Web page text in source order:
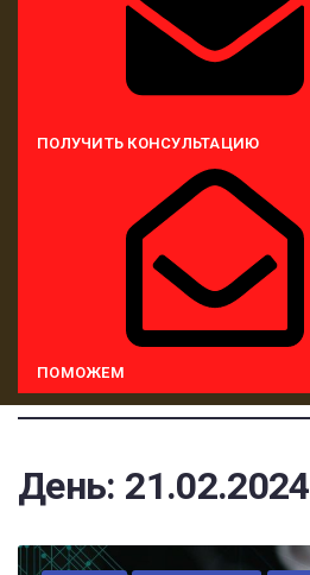
ПОЛУЧИТЬ КОНСУЛЬТАЦИЮ
ПОМОЖЕМ
День: 21.02.2024